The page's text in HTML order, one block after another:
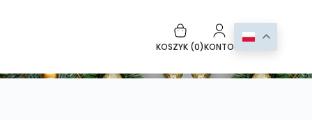
KOSZYK (0)KONTO